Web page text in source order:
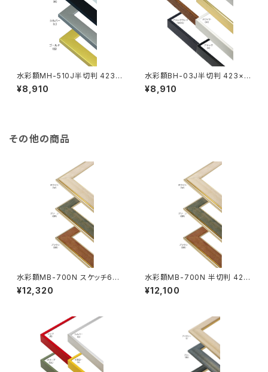
水彩額MH-510J半切判 423×
545ミリ
¥8,910
水彩額BH-03J半切判 423×5
45ミリ
¥8,910
その他の商品
水彩額MB-700N スケッチ6F
458×550ミリ
¥12,320
水彩額MB-700N 半切判 423
×545ミリ
¥12,100